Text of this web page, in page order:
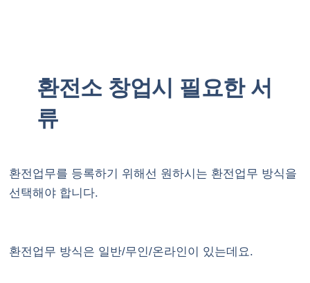
환전소 창업시 필요한 서
류
환전업무를 등록하기 위해선 원하시는 환전업무 방식을
선택해야 합니다.
환전업무 방식은 일반/무인/온라인이 있는데요.